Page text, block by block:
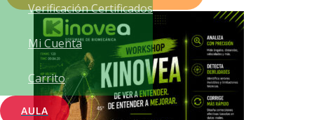
Verificación Certificados
Mi Cuenta
Carrito
AULA